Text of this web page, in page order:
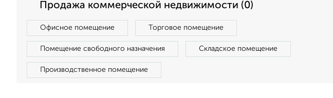
Продажа коммерческой недвижимости (0)
Офисное помещение Торговое помещение
Помещение свободного назначения Складское помещение
Производственное помещение